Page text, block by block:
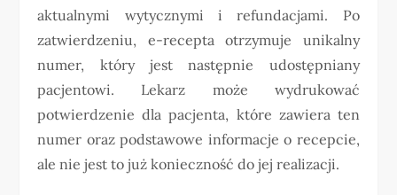
aktualnymi wytycznymi i refundacjami. Po
zatwierdzeniu, e-recepta otrzymuje unikalny
numer, który jest następnie udostępniany
pacjentowi. Lekarz może wydrukować
potwierdzenie dla pacjenta, które zawiera ten
numer oraz podstawowe informacje o recepcie,
ale nie jest to już konieczność do jej realizacji.